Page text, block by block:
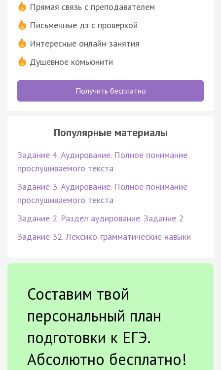
Прямая связь с преподавателем
Письменные дз с проверкой
Интересные онлайн-занятия
Душевное комьюнити
Получить бесплатно
Популярные материалы
Задание 4. Аудирование. Полное понимание
прослушиваемого текста
Задание 3. Аудирование. Полное понимание
прослушиваемого текста
Задание 2. Раздел аудирование. Задание 2
Задание 32. Лексико-грамматические навыки
Составим твой
персональный план
подготовки к ЕГЭ.
Абсолютно бесплатно!